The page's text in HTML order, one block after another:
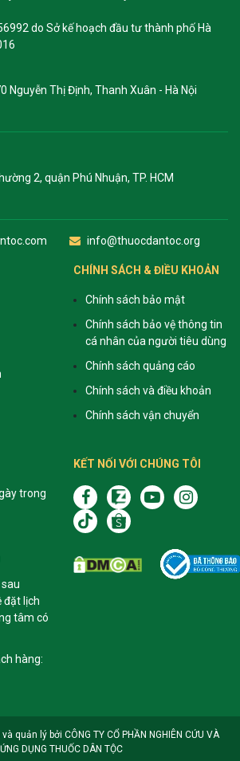
do Sở kế hoạch đầu tư thành phố Hà
Nguyễn Thị Định, Thanh Xuân - Hà Nội
2, quận Phú Nhuận, TP. HCM
info@thuocdantoc.org
CHÍNH SÁCH & ĐIỀU KHOẢN
Chính sách bảo mật
Chính sách bảo vệ thông tin
cá nhân của người tiêu dùng
Chính sách quảng cáo
Chính sách và điều khoản
Chính sách vận chuyển
trong
đặt lịch
tâm có
hàng:
KẾT NỐI VỚI CHÚNG TÔI
quản lý bởi CÔNG TY CỔ PHẦN NGHIÊN CỨU VÀ
ỨNG DỤNG THUỐC DÂN TỘC